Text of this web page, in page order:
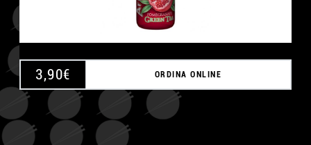
3,90€ ORDINA ONLINE